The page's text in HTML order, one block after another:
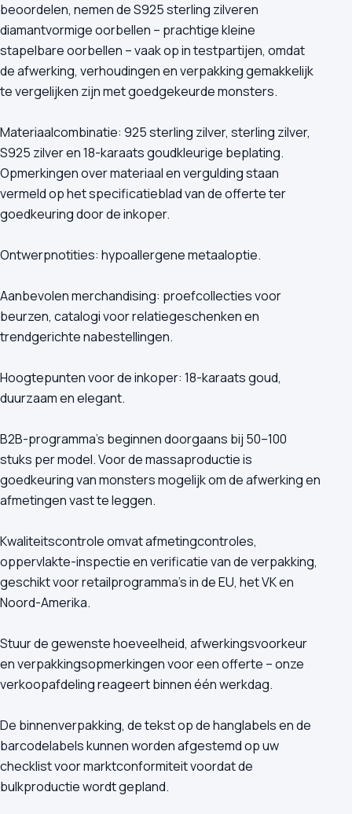
beoordelen, nemen de S925 sterling zilveren
diamantvormige oorbellen – prachtige kleine
stapelbare oorbellen – vaak op in testpartijen, omdat
de afwerking, verhoudingen en verpakking gemakkelijk
te vergelijken zijn met goedgekeurde monsters.
Materiaalcombinatie: 925 sterling zilver, sterling zilver,
S925 zilver en 18-karaats goudkleurige beplating.
Opmerkingen over materiaal en vergulding staan
vermeld op het specificatieblad van de offerte ter
goedkeuring door de inkoper.
Ontwerpnotities: hypoallergene metaaloptie.
Aanbevolen merchandising: proefcollecties voor
beurzen, catalogi voor relatiegeschenken en
trendgerichte nabestellingen.
Hoogtepunten voor de inkoper: 18-karaats goud,
duurzaam en elegant.
B2B-programma's beginnen doorgaans bij 50–100
stuks per model. Voor de massaproductie is
goedkeuring van monsters mogelijk om de afwerking en
afmetingen vast te leggen.
Kwaliteitscontrole omvat afmetingcontroles,
oppervlakte-inspectie en verificatie van de verpakking,
geschikt voor retailprogramma's in de EU, het VK en
Noord-Amerika.
Stuur de gewenste hoeveelheid, afwerkingsvoorkeur
en verpakkingsopmerkingen voor een offerte – onze
verkoopafdeling reageert binnen één werkdag.
De binnenverpakking, de tekst op de hanglabels en de
barcodelabels kunnen worden afgestemd op uw
checklist voor marktconformiteit voordat de
bulkproductie wordt gepland.